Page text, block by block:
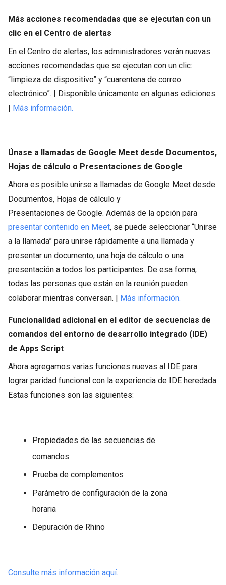
Más acciones recomendadas que se ejecutan con un
clic en el Centro de alertas
En el Centro de alertas, los administradores verán nuevas
acciones recomendadas que se ejecutan con un clic:
“limpieza de dispositivo” y “cuarentena de correo
electrónico”. | Disponible únicamente en algunas ediciones.
| Más información.
Únase a llamadas de Google Meet desde Documentos,
Hojas de cálculo o Presentaciones de Google
Ahora es posible unirse a llamadas de Google Meet desde
Documentos, Hojas de cálculo y
Presentaciones de Google. Además de la opción para
presentar contenido en Meet, se puede seleccionar “Unirse
a la llamada” para unirse rápidamente a una llamada y
presentar un documento, una hoja de cálculo o una
presentación a todos los participantes. De esa forma,
todas las personas que están en la reunión pueden
colaborar mientras conversan. | Más información.
Funcionalidad adicional en el editor de secuencias de
comandos del entorno de desarrollo integrado (IDE)
de Apps Script
Ahora agregamos varias funciones nuevas al IDE para
lograr paridad funcional con la experiencia de IDE heredada.
Estas funciones son las siguientes:
Propiedades de las secuencias de
comandos
Prueba de complementos
Parámetro de configuración de la zona
horaria
Depuración de Rhino
Consulte más información aquí.